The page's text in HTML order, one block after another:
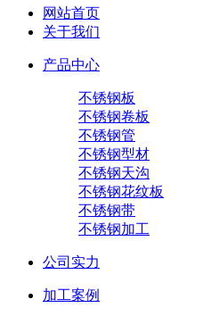
网站首页
关于我们
产品中心
不锈钢板
不锈钢卷板
不锈钢管
不锈钢型材
不锈钢天沟
不锈钢花纹板
不锈钢带
不锈钢加工
公司实力
加工案例